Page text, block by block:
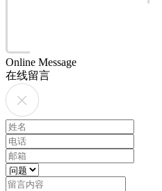
Online Message
在线留言